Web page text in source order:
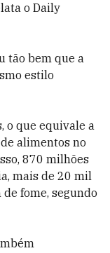
o Daily
tão bem que a
estilo
o que equivale a
alimentos no
870 milhões
mais de 20 mil
fome, segundo